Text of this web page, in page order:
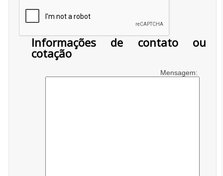
Informações de contato ou
cotação
Mensagem: